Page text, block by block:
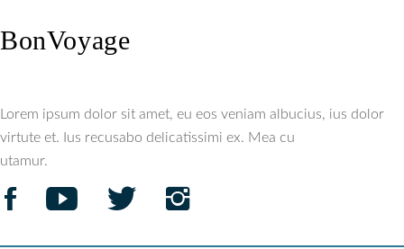
BonVoyage
Lorem ipsum dolor sit amet, eu eos veniam albucius, ius dolor
virtute et. Ius recusabo delicatissimi ex. Mea cu
utamur.